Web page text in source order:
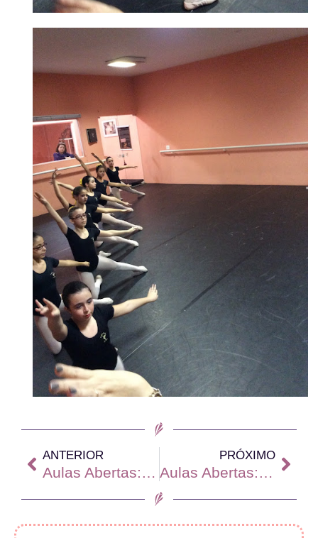
ANTERIOR
Aulas Abertas: Baby Class
PRÓXIMO
Aulas Abertas: 4ª Série de Ballet